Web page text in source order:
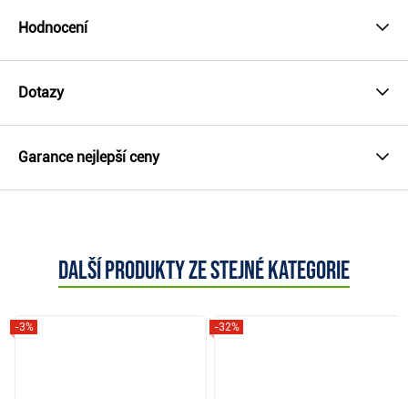
Hodnocení
Dotazy
Garance nejlepší ceny
Další produkty ze stejné kategorie
-3% -32%